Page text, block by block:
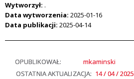
Wytworzył: .
Data wytworzenia: 2025-01-16
Data publikacji: 2025-04-14
OPUBLIKOWAŁ:
mkaminski
OSTATNIA AKTUALIZACJA: 14 / 04 / 2025